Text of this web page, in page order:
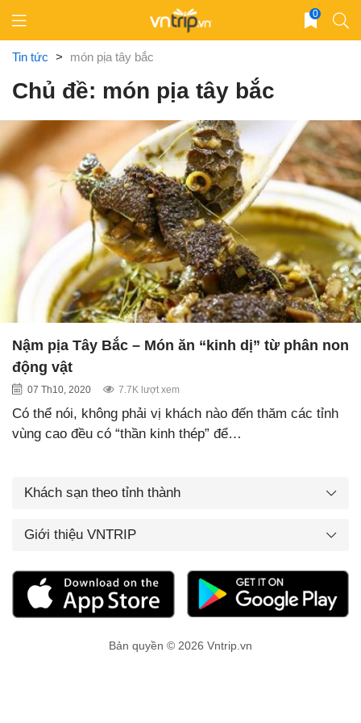
content
0
Tin tức > món pịa tây bắc
Chủ đề: món pịa tây bắc
Nậm pịa Tây Bắc – Món ăn “kinh dị” từ phân non
động vật
07 Th10, 2020 7.7K lượt xem
Có thể nói, không phải vị khách nào đến thăm các tỉnh
vùng cao đều có “thần kinh thép” để…
Khách sạn theo tỉnh thành
Giới thiệu VNTRIP
Bản quyền © 2026 Vntrip.vn